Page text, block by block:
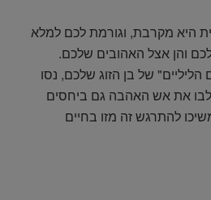
היא מקרבת, וגורמת לכם למלא
והן אצל האהובים שלכם.
של בן הזוג שלכם, נסו
את אש האהבה גם ביחסים
להתרגש זה מזו בחיים